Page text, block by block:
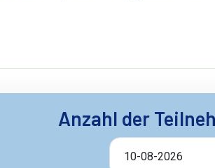
Anzahl der